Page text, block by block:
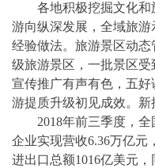
各地积极挖掘文化
游向纵深发展，全域旅
经验做法。旅游景区动
级旅游景区，一批景区
宣传推广有声有色，五
游提质升级初见成效。新
2018年前三季度，
企业实现营收6.36万亿元
进出口总额1016亿美元